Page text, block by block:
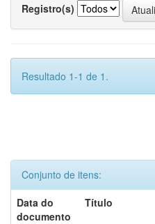
Registro(s)
Resultado 1-1 de 1.
Conjunto de itens:
Data do
documento
Título